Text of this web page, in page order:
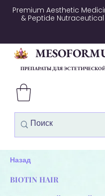
Premium Aesthetic
& Peptide
ПРЕПАРАТЫ ДЛЯ
Назад
BIOTIN HAIR